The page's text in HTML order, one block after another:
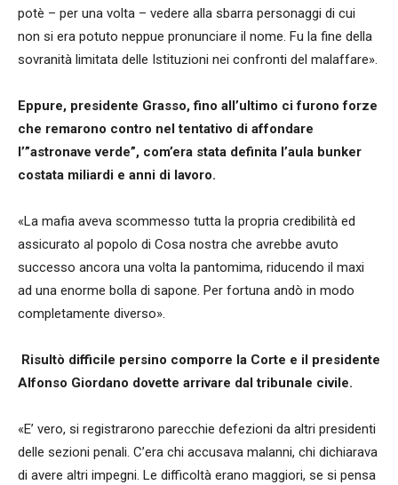
potè – per una volta – vedere alla sbarra personaggi di cui
non si era potuto neppue pronunciare il nome. Fu la fine della
sovranità limitata delle Istituzioni nei confronti del malaffare».
Eppure, presidente Grasso, fino all’ultimo ci furono forze
che remarono contro nel tentativo di affondare
l’”astronave verde”, com’era stata definita l’aula bunker
costata miliardi e anni di lavoro.
«La mafia aveva scommesso tutta la propria credibilità ed
assicurato al popolo di Cosa nostra che avrebbe avuto
successo ancora una volta la pantomima, riducendo il maxi
ad una enorme bolla di sapone. Per fortuna andò in modo
completamente diverso».
Risultò difficile persino comporre la Corte e il presidente
Alfonso Giordano dovette arrivare dal tribunale civile.
«E’ vero, si registrarono parecchie defezioni da altri presidenti
delle sezioni penali. C’era chi accusava malanni, chi dichiarava
di avere altri impegni. Le difficoltà erano maggiori, se si pensa